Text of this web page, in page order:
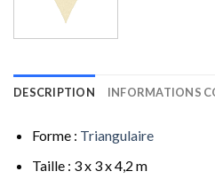
DESCRIPTION INFORMATIONS
Forme : Triangulaire
Taille : 3 x 3 x 4,2 m